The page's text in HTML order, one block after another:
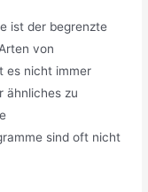
ist der begrenzte
von
es nicht immer
ähnliches zu
sind oft nicht